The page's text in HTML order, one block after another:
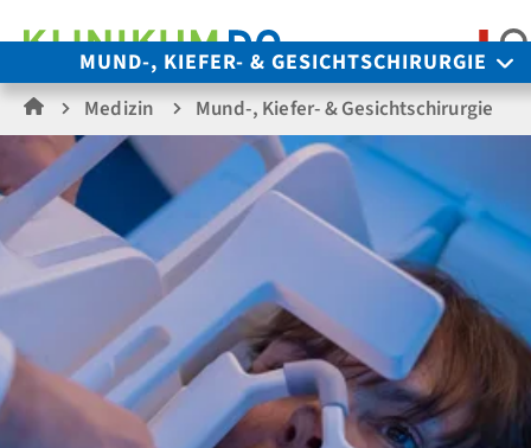
MUND-, KIEFER- & GESICHTSCHIRURGIE
Medizin Mund-, Kiefer- & Gesichtschirurgie